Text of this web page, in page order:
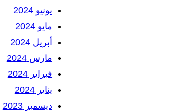
يونيو 2024
مايو 2024
أبريل 2024
مارس 2024
فبراير 2024
يناير 2024
ديسمبر 2023